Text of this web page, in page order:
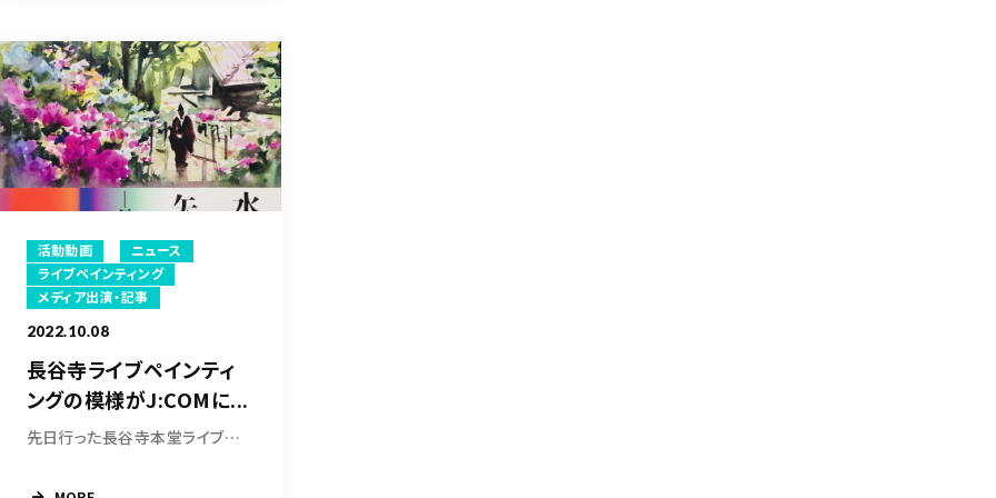
活動動画
ニュース
ライブペインティング
メディア出演・記事
2022.10.08
長谷寺ライブペインティ
ングの模様がJ:COMに...
先日行った長谷寺本堂ライブペインティングの模...